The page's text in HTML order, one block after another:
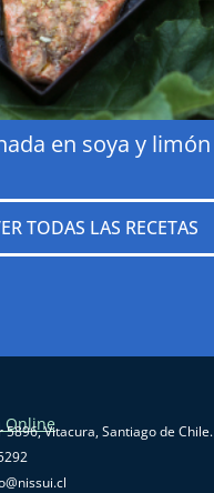
en soya y limón
TODAS LAS RECETAS
Online
5896, Vitacura, Santiago de Chile.